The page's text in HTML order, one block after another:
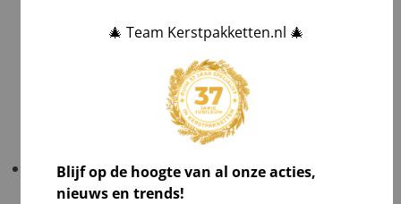
Tel aantallen,
Check zichtbare schade en maak foto's,
Laat afwijkingen noteren op de vrachtbrief, óók
op de kopie van de chauffeur,
Teken voor ontvangst na volledig akkoord.
Gratis verzending: NL ≥ €1.000 excl. btw; BE ≥ €1.500
excl. btw; DE in overleg op één afleveradres.
🎄 Team Kerstpakketten.nl 🎄
Blijf op de hoogte van al onze acties,
nieuws en trends!